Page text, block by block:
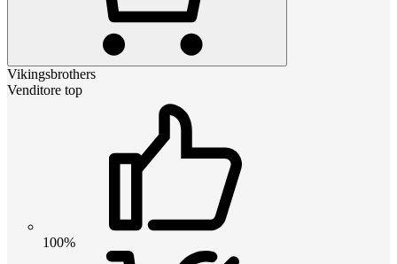
Vikingsbrothers
Venditore top
100%